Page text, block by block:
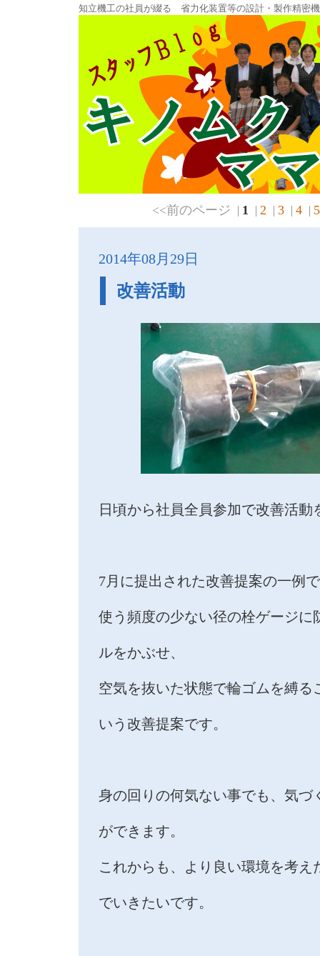
知立機工の社員が綴る 省力化装置等の設計・製作精密
<<前のページ 1 2 3 4 5
2014年08月29日
改善活動
日頃から社員全員参加で改善活動
7月に提出された改善提案の一例
使う頻度の少ない径の栓ゲージに
ルをかぶせ、
空気を抜いた状態で輪ゴムを縛る
いう改善提案です。
身の回りの何気ない事でも、気づ
ができます。
これからも、より良い環境を考え
でいきたいです。